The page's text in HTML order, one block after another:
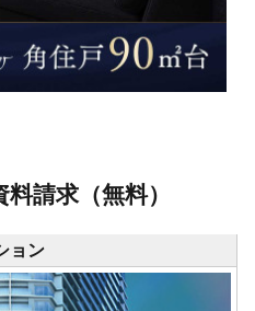
請求（無料）
ョン